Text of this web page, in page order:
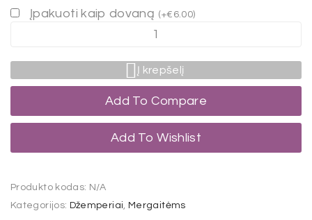
Įpakuoti kaip dovaną (+€ 6.00)
Į krepšelį
Add To Compare
Add To Wishlist
Produkto kodas: N/A
Kategorijos: Džemperiai, Mergaitėms